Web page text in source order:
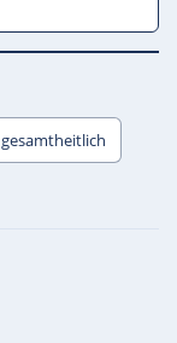
gesamtheitlich